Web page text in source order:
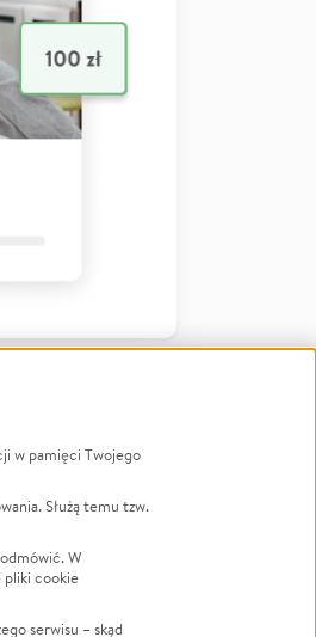
w pamięci Twojego
Służą temu tzw.
W
pliki cookie
serwisu – skąd